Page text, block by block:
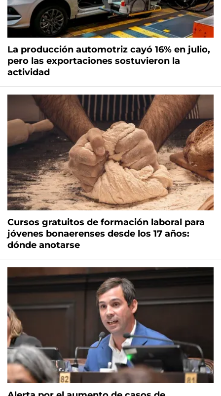
La producción automotriz cayó 16% en julio,
pero las exportaciones sostuvieron la
actividad
Cursos gratuitos de formación laboral para
jóvenes bonaerenses desde los 17 años:
dónde anotarse